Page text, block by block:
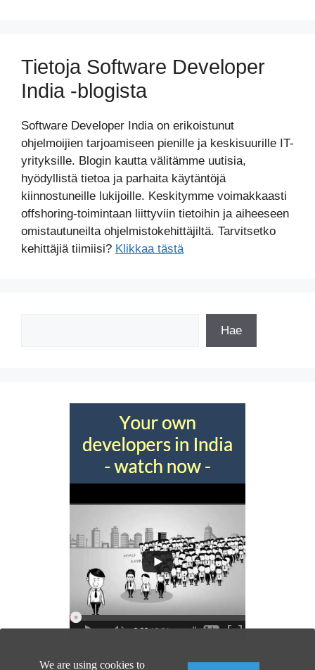
Tietoja Software Developer
India -blogista
Software Developer India on erikoistunut
ohjelmoijien tarjoamiseen pienille ja keskisuurille IT-
yrityksille. Blogin kautta välitämme uutisia,
hyödyllistä tietoa ja parhaita käytäntöjä
kiinnostuneille lukijoille. Keskitymme voimakkaasti
offshoring-toimintaan liittyviin tietoihin ja aiheeseen
omistautuneilta ohjelmistokehittäjiltä. Tarvitsetko
kehittäjiä tiimiisi? Klikkaa tästä
Hae
We are using cookies to